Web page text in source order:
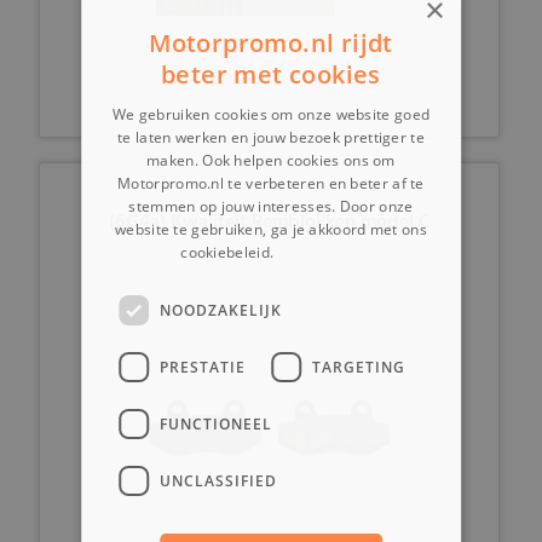
€ 79,99
(6G4a) Kwaliteit Remblokken model C
×
Motorpromo.nl rijdt
beter met cookies
We gebruiken cookies om onze website goed
te laten werken en jouw bezoek prettiger te
maken. Ook helpen cookies ons om
Motorpromo.nl te verbeteren en beter af te
stemmen op jouw interesses. Door onze
website te gebruiken, ga je akkoord met ons
cookiebeleid.
NOODZAKELIJK
PRESTATIE TARGETING
FUNCTIONEEL
UNCLASSIFIED